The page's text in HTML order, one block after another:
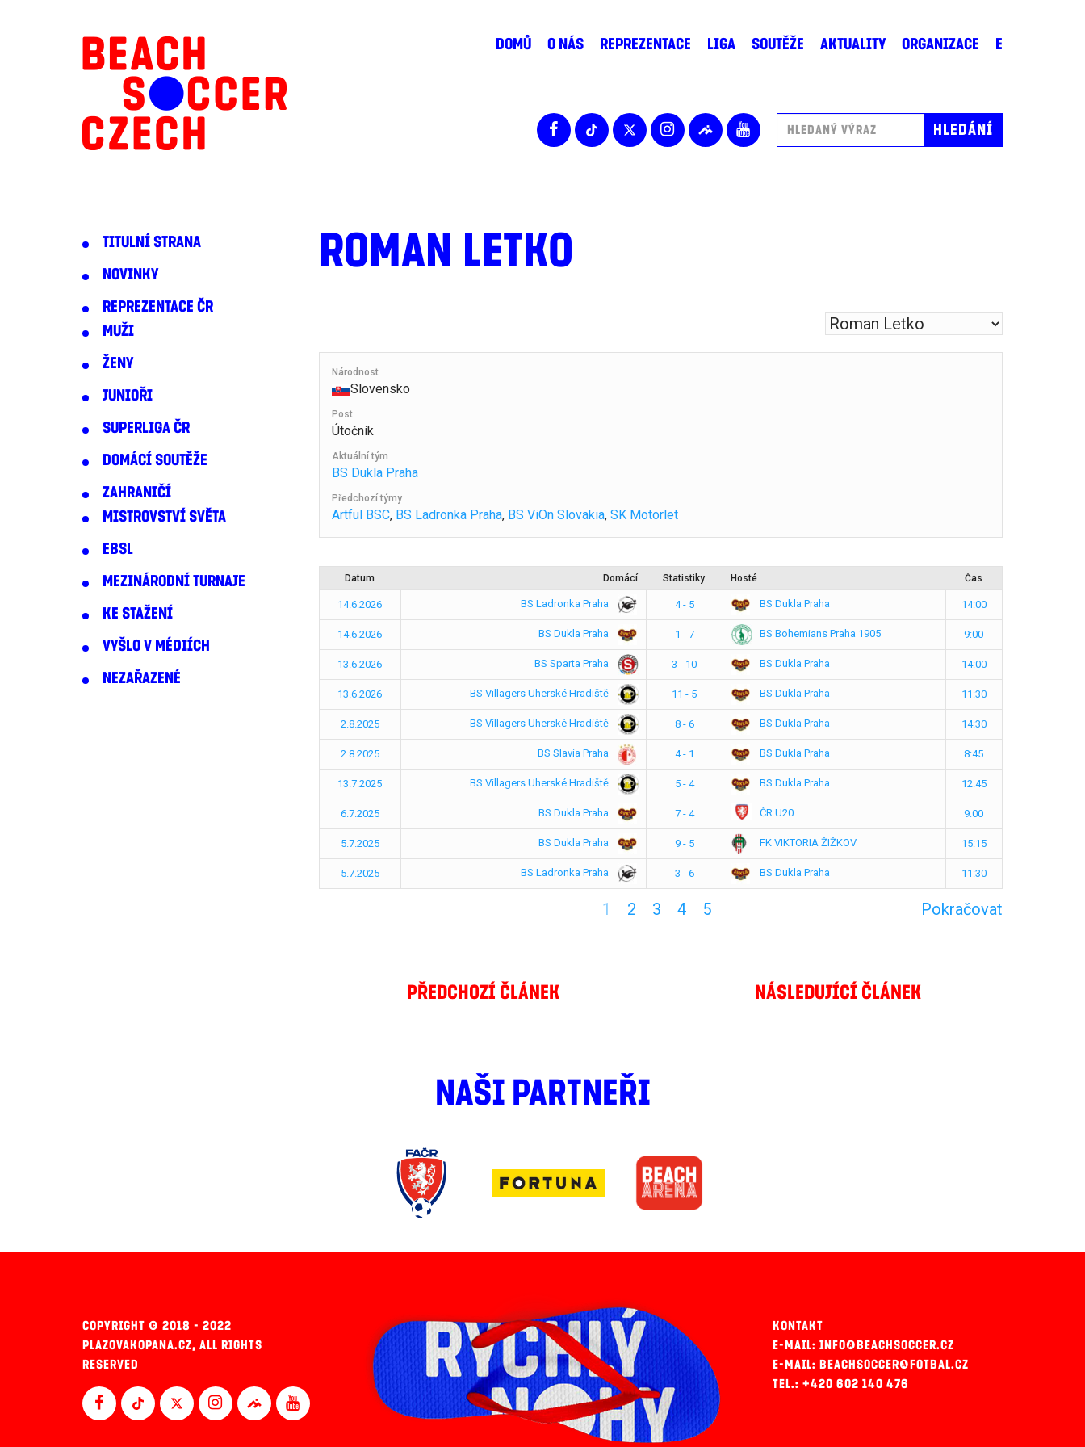
DOMŮ O NÁS REPREZENTACE LIGA SOUTĚŽE AKTUALITY ORGANIZACE E
TITULNÍ STRANA
NOVINKY
REPREZENTACE ČR
MUŽI
ŽENY
JUNIOŘI
SUPERLIGA ČR
DOMÁCÍ SOUTĚŽE
ZAHRANIČÍ
MISTROVSTVÍ SVĚTA
EBSL
MEZINÁRODNÍ TURNAJE
KE STAŽENÍ
VYŠLO V MÉDIÍCH
NEZAŘAZENÉ
ROMAN LETKO
Národnost
Slovensko
Post
Útočník
Aktuální tým
BS Dukla Praha
Předchozí týmy
Artful BSC, BS Ladronka Praha, BS ViOn Slovakia, SK Motorlet
Datum Domácí Statistiky Hosté Čas
14.6.2026 BS Ladronka Praha 4 - 5 BS Dukla Praha 14:00
14.6.2026 BS Dukla Praha 1 - 7 BS Bohemians Praha 1905 9:00
13.6.2026 BS Sparta Praha 3 - 10 BS Dukla Praha 14:00
13.6.2026 BS Villagers Uherské Hradiště 11 - 5 BS Dukla Praha 11:30
2.8.2025 BS Villagers Uherské Hradiště 8 - 6 BS Dukla Praha 14:30
2.8.2025 BS Slavia Praha 4 - 1 BS Dukla Praha 8:45
13.7.2025 BS Villagers Uherské Hradiště 5 - 4 BS Dukla Praha 12:45
6.7.2025 BS Dukla Praha 7 - 4 ČR U20 9:00
5.7.2025 BS Dukla Praha 9 - 5 FK VIKTORIA ŽIŽKOV 15:15
5.7.2025 BS Ladronka Praha 3 - 6 BS Dukla Praha 11:30
1 2 3 4 5 Pokračovat
PŘEDCHOZÍ ČLÁNEK NÁSLEDUJÍCÍ ČLÁNEK
NAŠI PARTNEŘI
COPYRIGHT © 2018 - 2022
PLAZOVAKOPANA.CZ, ALL RIGHTS
RESERVED
KONTAKT
E-MAIL: INFO@BEACHSOCCER.CZ
E-MAIL: BEACHSOCCER@FOTBAL.CZ
TEL.: +420 602 140 476